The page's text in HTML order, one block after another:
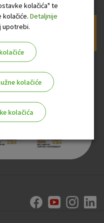
kolačića" te
Detaljnije
upotrebi.
kolačiće
kolačića